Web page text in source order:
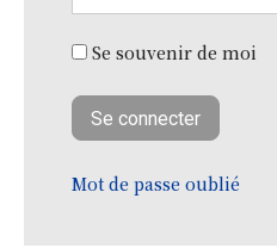
Se souvenir de moi
Mot de passe oublié